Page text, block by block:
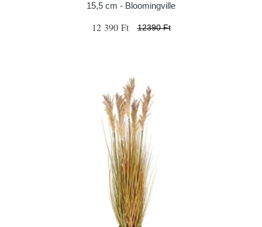
15,5 cm - Bloomingville
12 390 Ft 12390 Ft